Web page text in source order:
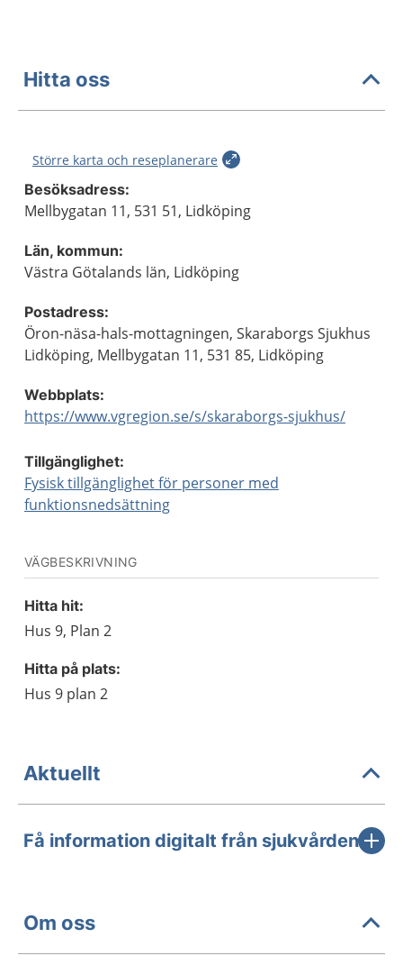
Hitta oss
Större karta och reseplanerare
Besöksadress:
Mellbygatan 11, 531 51, Lidköping
Län, kommun:
Västra Götalands län, Lidköping
Postadress:
Öron-näsa-hals-mottagningen, Skaraborgs Sjukhus
Lidköping, Mellbygatan 11, 531 85, Lidköping
Webbplats:
https://www.vgregion.se/s/skaraborgs-sjukhus/
Tillgänglighet:
Fysisk tillgänglighet för personer med
funktionsnedsättning
VÄGBESKRIVNING
Hitta hit:
Hus 9, Plan 2
Hitta på plats:
Hus 9 plan 2
Aktuellt
Få information digitalt från sjukvården
Om oss